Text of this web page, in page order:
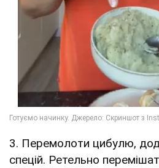
3. Перемолоти цибулю,
спецій. Ретельно